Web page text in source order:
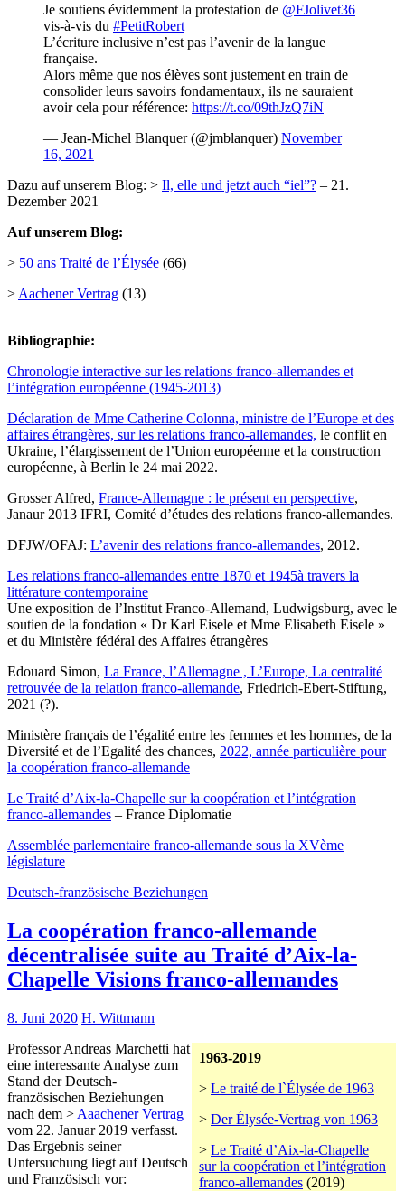
Je soutiens évidemment la protestation de @FJolivet36
vis-à-vis du #PetitRobert
L’écriture inclusive n’est pas l’avenir de la langue
française.
Alors même que nos élèves sont justement en train de
consolider leurs savoirs fondamentaux, ils ne sauraient
avoir cela pour référence: https://t.co/09thJzQ7iN
— Jean-Michel Blanquer (@jmblanquer) November
16, 2021
Dazu auf unserem Blog: > Il, elle und jetzt auch “iel”? – 21.
Dezember 2021
Auf unserem Blog:
> 50 ans Traité de l’Élysée (66)
> Aachener Vertrag (13)
Bibliographie:
Chronologie interactive sur les relations franco-allemandes et
l’intégration européenne (1945-2013)
Déclaration de Mme Catherine Colonna, ministre de l’Europe et des
affaires étrangères, sur les relations franco-allemandes, le conflit en
Ukraine, l’élargissement de l’Union européenne et la construction
européenne, à Berlin le 24 mai 2022.
Grosser Alfred, France-Allemagne : le présent en perspective,
Janaur 2013 IFRI, Comité d’études des relations franco-allemandes.
DFJW/OFAJ: L’avenir des relations franco-allemandes, 2012.
Les relations franco-allemandes entre 1870 et 1945à travers la
littérature contemporaine
Une exposition de l’Institut Franco-Allemand, Ludwigsburg, avec le
soutien de la fondation « Dr Karl Eisele et Mme Elisabeth Eisele »
et du Ministère fédéral des Affaires étrangères
Edouard Simon, La France, l’Allemagne , L’Europe, La centralité
retrouvée de la relation franco-allemande, Friedrich-Ebert-Stiftung,
2021 (?).
Ministère français de l’égalité entre les femmes et les hommes, de la
Diversité et de l’Egalité des chances, 2022, année particulière pour
la coopération franco-allemande
Le Traité d’Aix-la-Chapelle sur la coopération et l’intégration
franco-allemandes – France Diplomatie
Assemblée parlementaire franco-allemande sous la XVème
législature
Deutsch-französische Beziehungen
La coopération franco-allemande
décentralisée suite au Traité d’Aix-la-
Chapelle Visions franco-allemandes
8. Juni 2020 H. Wittmann
1963-2019
> Le traité de l`Élysée de 1963
> Der Élysée-Vertrag von 1963
> Le Traité d’Aix-la-Chapelle
sur la coopération et l’intégration
franco-allemandes (2019)
Professor Andreas Marchetti hat
eine interessante Analyse zum
Stand der Deutsch-
französischen Beziehungen
nach dem > Aaachener Vertrag
vom 22. Januar 2019 verfasst.
Das Ergebnis seiner
Untersuchung liegt auf Deutsch
und Französisch vor: